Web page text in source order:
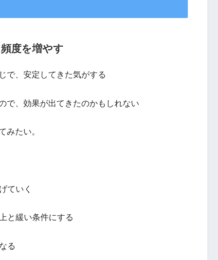
度を増やす
で、安定してきた気がする
で、効果が出てきたのかもしれない
みたい。
ていく
と緩い条件にする
る